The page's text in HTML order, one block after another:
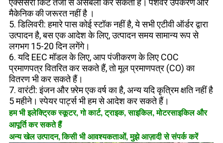
एक्सेसरी किट तेजी से असेंबली कर सकती है। पेशेवर उपकरणऔर
मैकेनिक कीजरूरत नहीं है ।
5. डिलिवरी: हमारे पास कोई स्टॉक नहीं है, ये सभी एटीवी ऑर्डर द्वारा
उत्पादन है, बस एक आदेश के लिए, उत्पादन समय सामान्य रूप से
लगभग 15-20 दिन लगेंगे।
6. यदि EEC मॉडल के लिए, आप पंजीकरण के लिए COC
प्रमाणपत्र वितरित कर सकते हैं, तो मूल प्रमाणपत्र (CO) का
वितरण भी कर सकते हैं।
7. वारंटी: इंजन और फ़्रेम एक वर्ष का है, अन्य यदि कृत्रिम क्षति नहीं है
5 महीने। स्पेयर पार्ट्स भी हम से आदेश कर सकते हैं।
हम भी इलेक्ट्रिक स्कूटर, गो कार्ट, ट्राइक, साइकिल, मोटरसाइकिल और
आपूर्ति कर सकते हैं
अन्य खेल उत्पादन,किसी भी आवश्यकताओं, मुझे आज़ादी से संपर्क करें